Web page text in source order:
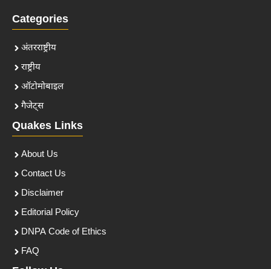
Categories
अंतरराष्ट्रीय
राष्ट्रीय
ऑटोमोबाइल
गैजेट्स
Quakes Links
About Us
Contact Us
Disclaimer
Editorial Policy
DNPA Code of Ethics
FAQ